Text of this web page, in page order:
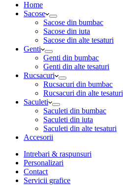
Home
Sacose
Sacose din bumbac
Sacose din iuta
Sacose din alte tesaturi
Genti
Genti din bumbac
Genti din alte tesaturi
Rucsacuri
Rucsacuri din bumbac
Rucsacuri din alte tesaturi
Saculeti
Saculeti din bumbac
Saculeti din iuta
Saculeti din alte tesaturi
Accesorii
Intrebari & raspunsuri
Personalizari
Contact
Servicii grafice